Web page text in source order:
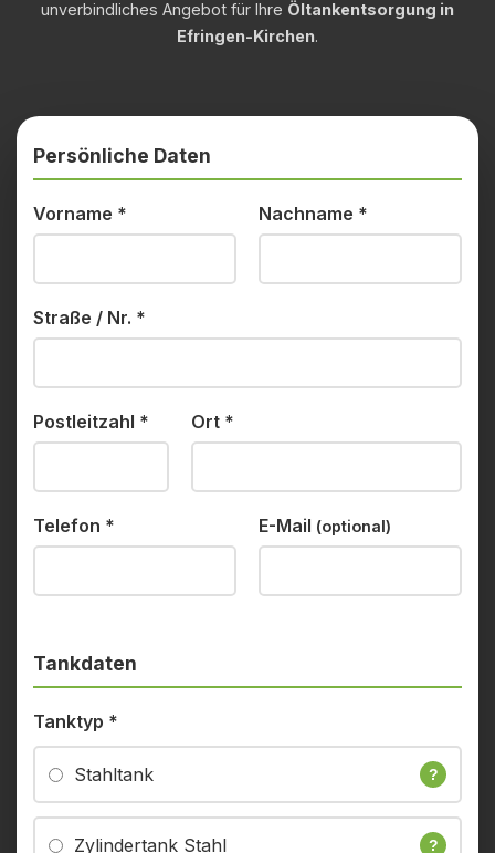
unverbindliches Angebot für Ihre Öltankentsorgung in
Efringen-Kirchen.
Persönliche Daten
Vorname * Nachname *
Straße / Nr. *
Postleitzahl * Ort *
Telefon * E-Mail (optional)
Tankdaten
Tanktyp *
Stahltank ?
Zylindertank Stahl ?